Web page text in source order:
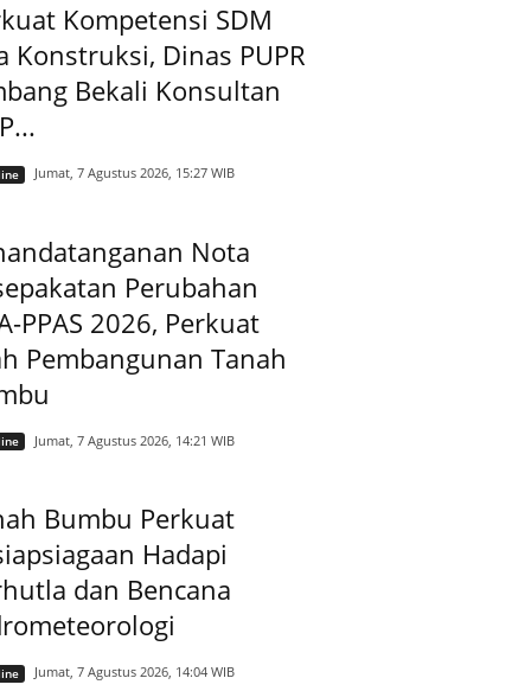
Kompetensi SDM
Konstruksi, Dinas PUPR
Bekali Konsultan
Jumat, 7 Agustus 2026, 15:27 WIB
Nota
Perubahan
PPAS 2026, Perkuat
Pembangunan Tanah
Jumat, 7 Agustus 2026, 14:21 WIB
Bumbu Perkuat
Hadapi
dan Bencana
Jumat, 7 Agustus 2026, 14:04 WIB